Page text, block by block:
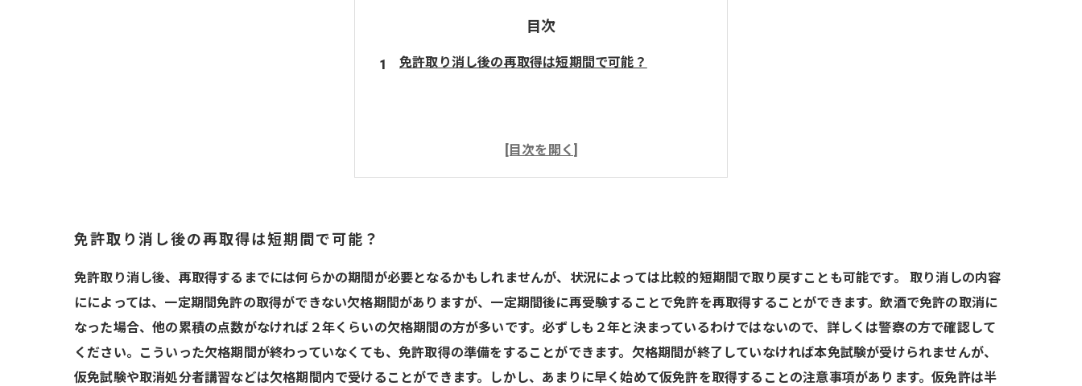
目次
免許取り消し後の再取得は短期間で可能？
免許取り消し後の再取得は短期間で可能？
免許取り消し後、再取得するまでには何らかの期間が必要となるかもしれませんが、状況によっては比較的短期間で取り戻すことも可能です。 取り消しの内容
にによっては、一定期間免許の取得ができない欠格期間がありますが、一定期間後に再受験することで免許を再取得することができます。飲酒で免許の取消に
なった場合、他の累積の点数がなければ２年くらいの欠格期間の方が多いです。必ずしも２年と決まっているわけではないので、詳しくは警察の方で確認して
ください。こういった欠格期間が終わっていなくても、免許取得の準備をすることができます。欠格期間が終了していなければ本免試験が受けられませんが、
仮免試験や取消処分者講習などは欠格期間内で受けることができます。しかし、あまりに早く始めて仮免許を取得することの注意事項があります。仮免許は半